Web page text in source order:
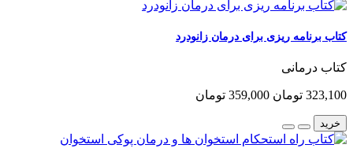
کتاب برنامه ریزی برای درمان زانودرد
کتاب درمانی
323,100 تومان 359,000 تومان
خرید